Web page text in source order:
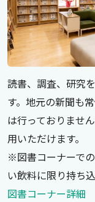
読書、調査、研究
す。地元の新聞も
は行っておりませ
用いただけます。
※図書コーナーで
い飲料に限り持ち
図書コーナー詳細